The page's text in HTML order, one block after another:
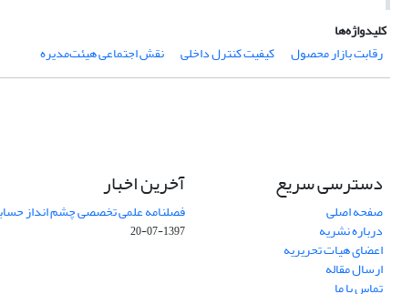
کلیدواژه‌ها
رقابت بازار محصول
کیفیت کنترل داخلی نقش اجتماعی هیئت‌مدیره
دسترسی سریع
صفحه اصلی
درباره نشریه
اعضای هیات تحریریه
ارسال مقاله
تماس با ما
آخرین اخبار
فصلنامه علمی تخصصی چشم انداز
1397-07-20